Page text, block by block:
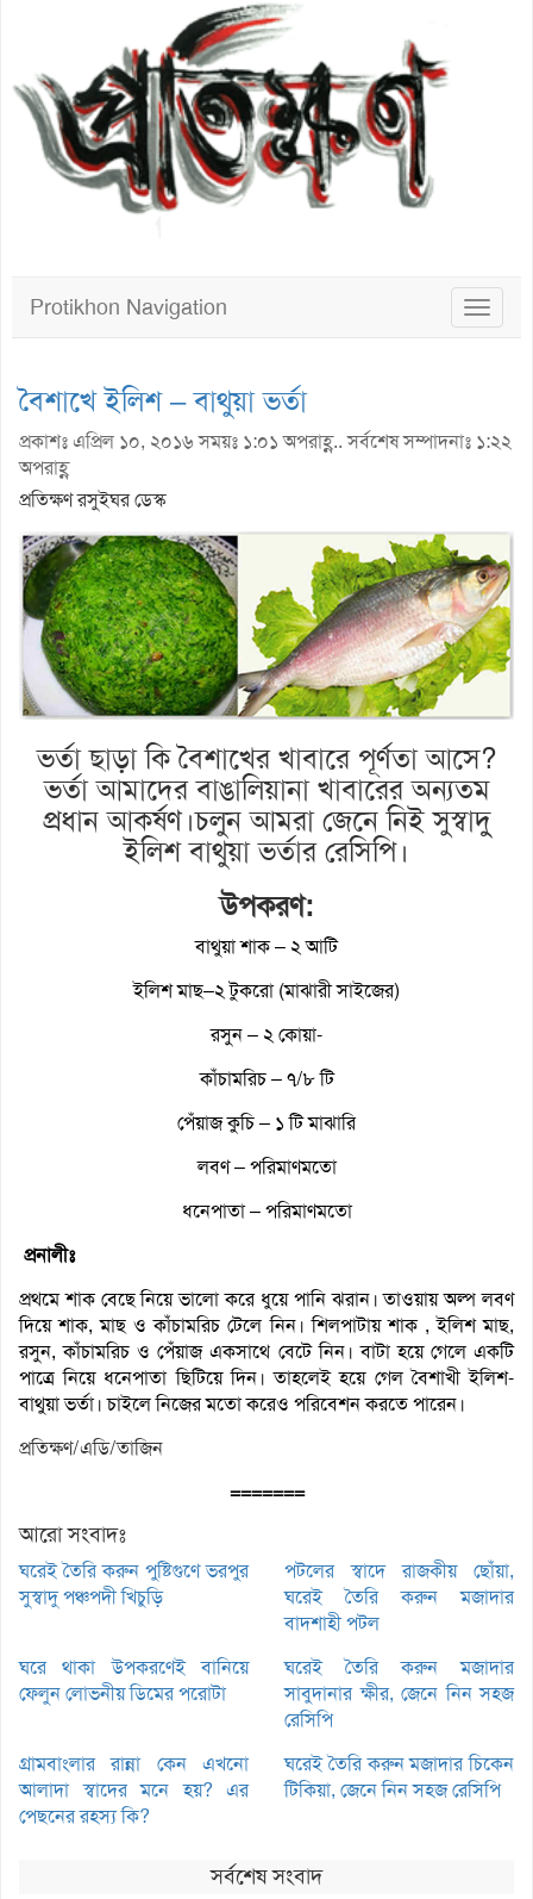
Toggle
Protikhon Navigation
বৈশাখে ইলিশ – বাথুয়া ভর্তা
প্রকাশঃ এপ্রিল ১০, ২০১৬ সময়ঃ ১:০১ অপরাহ্ণ.. সর্বশেষ সম্পাদনাঃ ১:২২
অপরাহ্ণ
প্রতিক্ষণ রসুইঘর ডেস্ক
ভর্তা ছাড়া কি বৈশাখের খাবারে পূর্ণতা আসে?
ভর্তা আমাদের বাঙালিয়ানা খাবারের অন্যতম
প্রধান আকর্ষণ।চলুন আমরা জেনে নিই সুস্বাদু
ইলিশ বাথুয়া ভর্তার রেসিপি।
উপকরণ:
বাথুয়া শাক – ২ আটি
ইলিশ মাছ–২ টুকরো (মাঝারী সাইজের)
রসুন – ২ কোয়া-
কাঁচামরিচ – ৭/৮ টি
পেঁয়াজ কুচি – ১ টি মাঝারি
লবণ – পরিমাণমতো
ধনেপাতা – পরিমাণমতো
প্রনালীঃ
প্রথমে শাক বেছে নিয়ে ভালো করে ধুয়ে পানি ঝরান। তাওয়ায় অল্প লবণ
দিয়ে শাক, মাছ ও কাঁচামরিচ টেলে নিন। শিলপাটায় শাক , ইলিশ মাছ,
রসুন, কাঁচামরিচ ও পেঁয়াজ একসাথে বেটে নিন। বাটা হয়ে গেলে একটি
পাত্রে নিয়ে ধনেপাতা ছিটিয়ে দিন। তাহলেই হয়ে গেল বৈশাখী ইলিশ-
বাথুয়া ভর্তা। চাইলে নিজের মতো করেও পরিবেশন করতে পারেন।
প্রতিক্ষণ/এডি/তাজিন
=======
আরো সংবাদঃ
ঘরেই তৈরি করুন পুষ্টিগুণে ভরপুর
সুস্বাদু পঞ্চপদী খিচুড়ি
পটলের স্বাদে রাজকীয় ছোঁয়া,
ঘরেই তৈরি করুন মজাদার
বাদশাহী পটল
ঘরে থাকা উপকরণেই বানিয়ে
ফেলুন লোভনীয় ডিমের পরোটা
ঘরেই তৈরি করুন মজাদার
সাবুদানার ক্ষীর, জেনে নিন সহজ
রেসিপি
গ্রামবাংলার রান্না কেন এখনো
আলাদা স্বাদের মনে হয়? এর
পেছনের রহস্য কি?
ঘরেই তৈরি করুন মজাদার চিকেন
টিকিয়া, জেনে নিন সহজ রেসিপি
সর্বশেষ সংবাদ